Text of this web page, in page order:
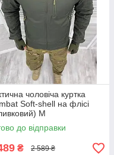
чоловіча куртка
Soft-shell на флісі
M
до відправки
₴ 2 589 ₴